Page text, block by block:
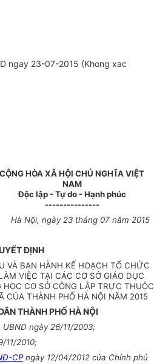
ngay 23-07-2015 (Khong xac
CỘNG HÒA XÃ HỘI CHỦ NGHĨA VIỆT
NAM
Độc lập - Tự do - Hạnh phúc
---------------
Hà Nội, ngày 23tháng 07năm 2015
ĐỊNH
VÀ BAN HÀNH KẾ HOẠCH TỔ CHỨC
VIỆC TẠI CÁC CƠ SỞ GIÁO DỤC
CƠ SỞ CÔNG LẬP TRỰC THUỘC
CỦA THÀNH PHỐ HÀ NỘI NĂM 2015
THÀNH PHỐHÀ NỘI
UBND ngày 26/11/2003;
11/2010;
CPngày 12/04/2012 của Chính phủ